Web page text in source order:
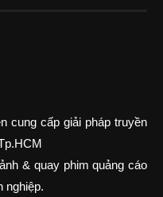
cung cấp giải pháp truyền
& quay phim quảng cáo
nghiệp.